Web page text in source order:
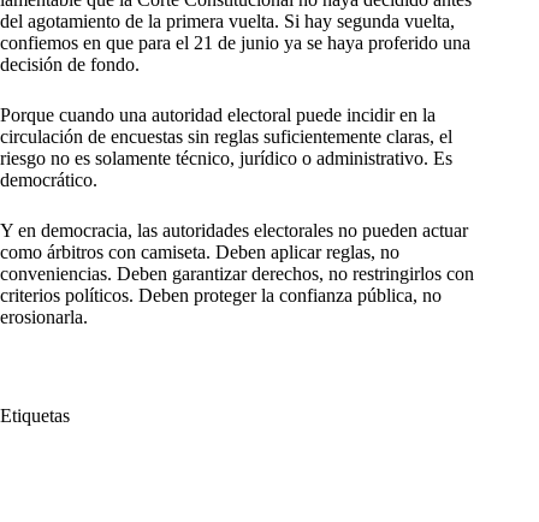
del agotamiento de la primera vuelta. Si hay segunda vuelta,
confiemos en que para el 21 de junio ya se haya proferido una
decisión de fondo.
Porque cuando una autoridad electoral puede incidir en la
circulación de encuestas sin reglas suficientemente claras, el
riesgo no es solamente técnico, jurídico o administrativo. Es
democrático.
Y en democracia, las autoridades electorales no pueden actuar
como árbitros con camiseta. Deben aplicar reglas, no
conveniencias. Deben garantizar derechos, no restringirlos con
criterios políticos. Deben proteger la confianza pública, no
erosionarla.
Etiquetas